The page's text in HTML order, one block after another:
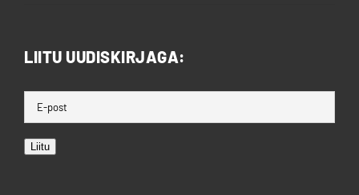
LIITU UUDISKIRJAGA:
Liitu